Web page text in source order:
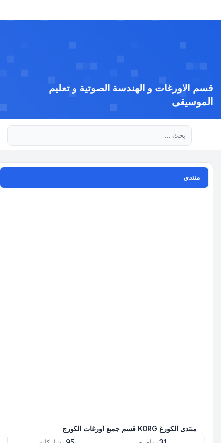
قسم الاورغات و الهندسة الصوتية و تعليم
الموسيقى
منتدى
منتدى الكورغ KORG قسم جميع اورغات الكورج